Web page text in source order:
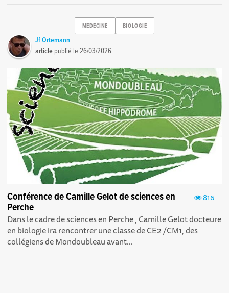
MEDECINE BIOLOGIE
Jf Ortemann
article publié le26/03/2026
816
Conférence de Camille Gelot de sciences en
Perche
Dans le cadre de sciences en Perche , Camille Gelot docteure
en biologie ira rencontrer une classe de CE2 /CM1, des
collégiens de Mondoubleau avant...